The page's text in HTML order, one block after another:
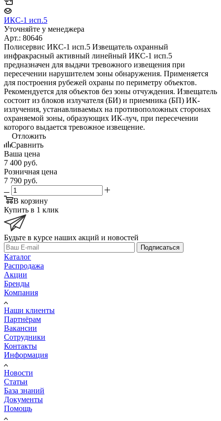
ИКС-1 исп.5
Уточняйте у менеджера
Арт.: 80646
Полисервис ИКС-1 исп.5 Извещатель охранный
инфракрасный активный линейный ИКС-1 исп.5
предназначен для выдачи тревожного извещения при
пересечении нарушителем зоны обнаружения. Применяется
для построения рубежей охраны по периметру объектов.
Рекомендуется для объектов без зоны отчуждения. Извещатель
состоит из блоков излучателя (БИ) и приемника (БП) ИК-
излучения, устанавливаемых на противоположных сторонах
охраняемой зоны, образующих ИК-луч, при пересечении
которого выдается тревожное извещение.
Отложить
Сравнить
Ваша цена
7 400 руб.
Розничная цена
7 790 руб.
В корзину
Купить в 1 клик
Будьте в курсе наших акций и новостей
Подписаться
Каталог
Распродажа
Акции
Бренды
Компания
Наши клиенты
Партнёрам
Вакансии
Сотрудники
Контакты
Информация
Новости
Статьи
База знаний
Документы
Помощь